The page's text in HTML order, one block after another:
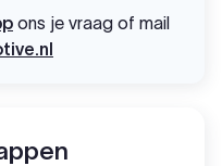
ons je vraag of mail